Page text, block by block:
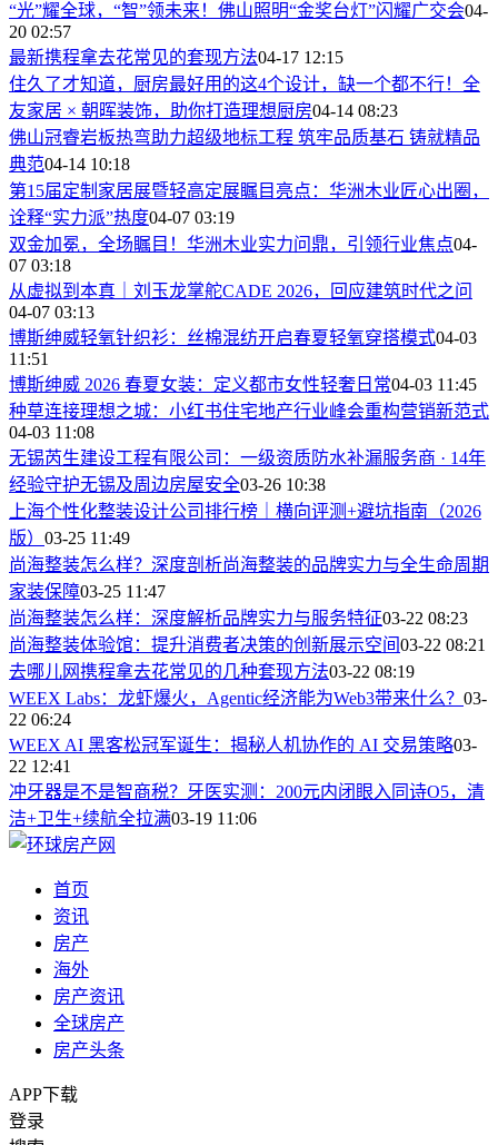
“光”耀全球，“智”领未来！佛山照明“金奖台灯”闪耀广交会04-
20 02:57
最新携程拿去花常见的套现方法04-17 12:15
住久了才知道，厨房最好用的这4个设计，缺一个都不行！全
友家居 × 朝晖装饰，助你打造理想厨房04-14 08:23
佛山冠睿岩板热弯助力超级地标工程 筑牢品质基石 铸就精品
典范04-14 10:18
第15届定制家居展暨轻高定展瞩目亮点：华洲木业匠心出圈，
诠释“实力派”热度04-07 03:19
双金加冕，全场瞩目！华洲木业实力问鼎，引领行业焦点04-
07 03:18
从虚拟到本真｜刘玉龙掌舵CADE 2026，回应建筑时代之问
04-07 03:13
博斯绅威轻氧针织衫：丝棉混纺开启春夏轻氧穿搭模式04-03
11:51
博斯绅威 2026 春夏女装：定义都市女性轻奢日常04-03 11:45
种草连接理想之城：小红书住宅地产行业峰会重构营销新范式
04-03 11:08
无锡芮生建设工程有限公司：一级资质防水补漏服务商 · 14年
经验守护无锡及周边房屋安全03-26 10:38
上海个性化整装设计公司排行榜｜横向评测+避坑指南（2026
版） 03-25 11:49
尚海整装怎么样？深度剖析尚海整装的品牌实力与全生命周期
家装保障03-25 11:47
尚海整装怎么样：深度解析品牌实力与服务特征03-22 08:23
尚海整装体验馆：提升消费者决策的创新展示空间03-22 08:21
去哪儿网携程拿去花常见的几种套现方法03-22 08:19
WEEX Labs：龙虾爆火，Agentic经济能为Web3带来什么？ 03-
22 06:24
WEEX AI 黑客松冠军诞生：揭秘人机协作的 AI 交易策略03-
22 12:41
冲牙器是不是智商税？牙医实测：200元内闭眼入同诗O5，清
洁+卫生+续航全拉满03-19 11:06
首页
资讯
房产
海外
房产资讯
全球房产
房产头条
APP下载
登录